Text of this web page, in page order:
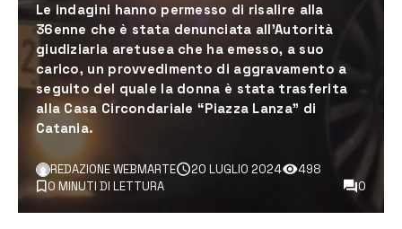
Le indagini hanno permesso di risalire alla
36enne che è stata denunciata all’Autorità
giudiziaria aretusea che ha emesso, a suo
carico, un provvedimento di aggravamento a
seguito del quale la donna è stata trasferita
alla Casa Circondariale “Piazza Lanza” di
Catania.
REDAZIONE WEBMARTE 20 LUGLIO 2024
498
0 MINUTI DI LETTURA
0